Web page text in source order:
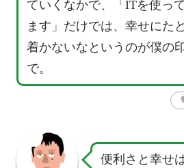
ていくなかで、「ITを使っ
ます」だけでは、幸せにた
着かないなというのが僕の
で。
便利さと幸せ